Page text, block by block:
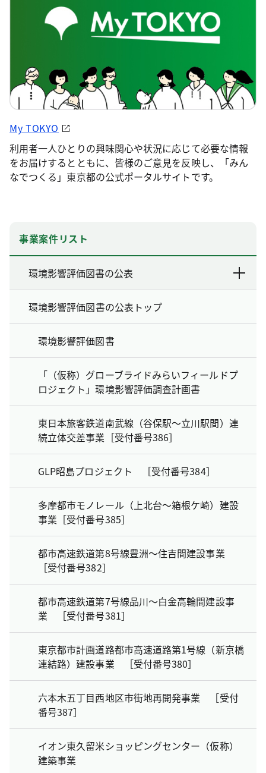
My TOKYO
利用者一人ひとりの興味関心や状況に応じて必要な情報
をお届けするとともに、皆様のご意見を反映し、「みん
なでつくる」東京都の公式ポータルサイトです。
事業案件リスト
環境影響評価図書の公表
環境影響評価図書の公表トップ
環境影響評価図書
「（仮称）グローブライドみらいフィールドプ
ロジェクト」環境影響評価調査計画書
東日本旅客鉄道南武線（谷保駅～立川駅間）連
続立体交差事業［受付番号386］
GLP昭島プロジェクト ［受付番号384］
多摩都市モノレール（上北台～箱根ケ崎）建設
事業［受付番号385］
都市高速鉄道第8号線豊洲～住吉間建設事業
［受付番号382］
都市高速鉄道第7号線品川～白金高輪間建設事
業 ［受付番号381］
東京都市計画道路都市高速道路第1号線（新京橋
連結路）建設事業 ［受付番号380］
六本木五丁目西地区市街地再開発事業 ［受付
番号387］
イオン東久留米ショッピングセンター（仮称）
建築事業